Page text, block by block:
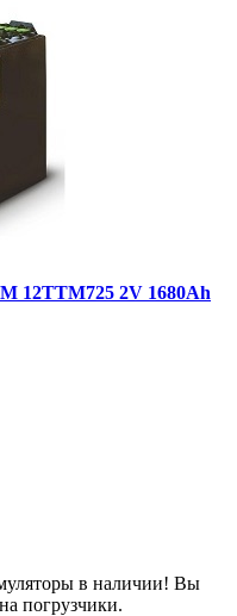
12TTM725 2V 1680Ah
в наличии! Вы
погрузчики.